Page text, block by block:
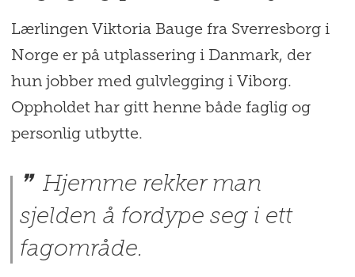
Lærlingen Viktoria Bauge fra Sverresborg i
Norge er på utplassering i Danmark, der
hun jobber med gulvlegging i Viborg.
Oppholdet har gitt henne både faglig og
personlig utbytte.
Hjemme rekker man
sjelden å fordype seg i ett
fagområde.